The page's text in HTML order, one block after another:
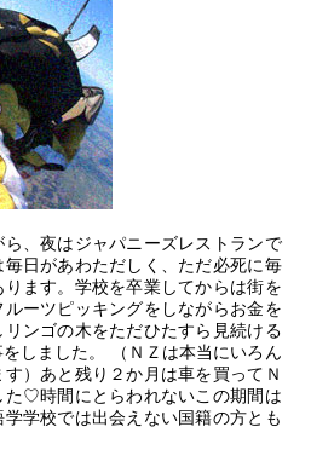
、夜はジャパニーズレストランで
日があわただしく、ただ必死に毎
ます。学校を卒業してからは街を
ーツピッキングをしながらお金を
ンゴの木をただひたすら見続ける
しました。 （ＮＺは本当にいろん
）あと残り２か月は車を買ってＮ
た♡時間にとらわれないこの期間は
学校では出会えない国籍の方とも